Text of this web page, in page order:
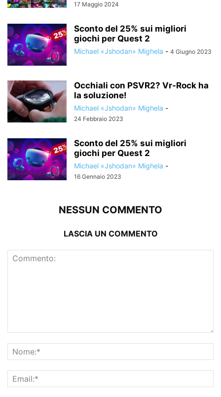
17 Maggio 2024
Sconto del 25% sui migliori
giochi per Quest 2
Michael «Jshodan» Mighela - 4 Giugno 2023
Occhiali con PSVR2? Vr-Rock ha
la soluzione!
Michael «Jshodan» Mighela -
24 Febbraio 2023
Sconto del 25% sui migliori
giochi per Quest 2
Michael «Jshodan» Mighela -
16 Gennaio 2023
NESSUN COMMENTO
LASCIA UN COMMENTO